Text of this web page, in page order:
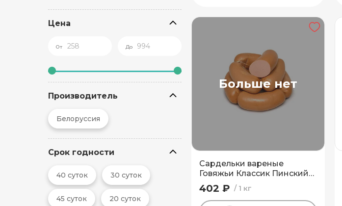
Цена
Производитель
Белоруссия
Срок годности
40 суток 30 суток
45 суток 20 суток
Больше нет
Сардельки вареные
Говяжьи Классик Пинский
МК
1 кг
402 ₽